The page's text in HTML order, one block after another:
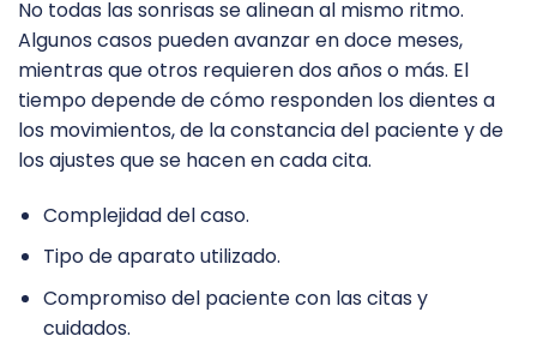
No todas las sonrisas se alinean al mismo ritmo.
Algunos casos pueden avanzar en doce meses,
mientras que otros requieren dos años o más. El
tiempo depende de cómo responden los dientes a
los movimientos, de la constancia del paciente y de
los ajustes que se hacen en cada cita.
Complejidad del caso.
Tipo de aparato utilizado.
Compromiso del paciente con las citas y
cuidados.